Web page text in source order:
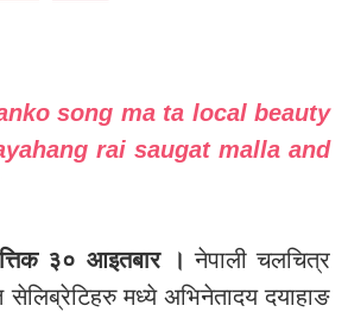
song ma ta local beauty
rai saugat malla and
३० आइतबार । नेपाली चलचित्र
सेलिब्रेटिहरु मध्ये अभिनेतादय दयाहाङ